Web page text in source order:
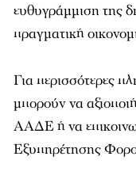
ευθυγράμμιση της
πραγματική
Για περισσότερες
μπορούν να
ΑΑΔΕ ή να
Εξυπηρέτησης